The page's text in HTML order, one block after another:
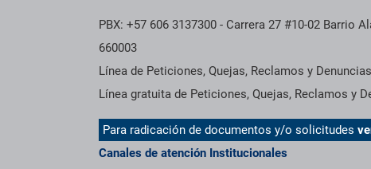
PBX: +57 606 3137300 - Carrera 27 #10-02 Barrio
660003
Línea de Peticiones, Quejas, Reclamos y
Línea gratuita de Peticiones, Quejas, Reclamos y
Para radicación de documentos y/o solicitudes
Canales de atención Institucionales